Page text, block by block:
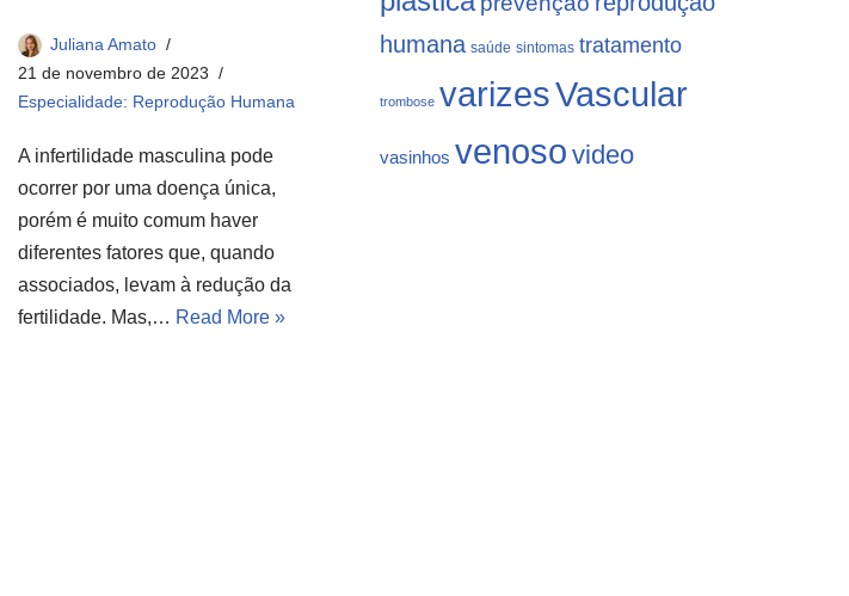
Juliana Amato
21 de novembro de 2023
Especialidade: Reprodução Humana
A infertilidade masculina pode
ocorrer por uma doença única,
porém é muito comum haver
diferentes fatores que, quando
associados, levam à redução da
fertilidade. Mas,… Read More »
humana saúde sintomas tratamento
trombose varizesVascular
vasinhos venoso video